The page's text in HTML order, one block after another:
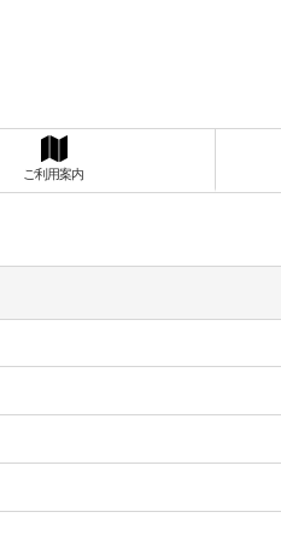
ご利用案内